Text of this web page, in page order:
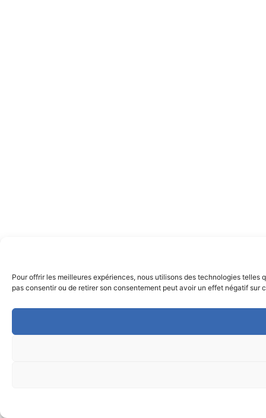
Pour offrir les meilleures expériences, nous utilisons des technologies
pas consentir ou de retirer son consentement peut avoir un effet négatif sur